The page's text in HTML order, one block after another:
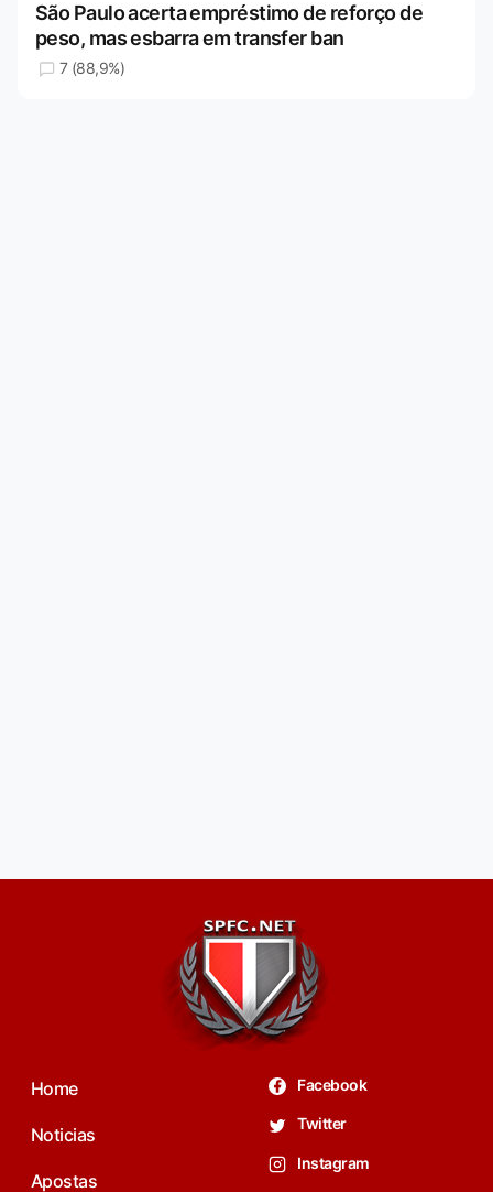
São Paulo acerta empréstimo de reforço de
peso, mas esbarra em transfer ban
7 (88,9%)
Home
Noticias
Apostas
Facebook
Twitter
Instagram